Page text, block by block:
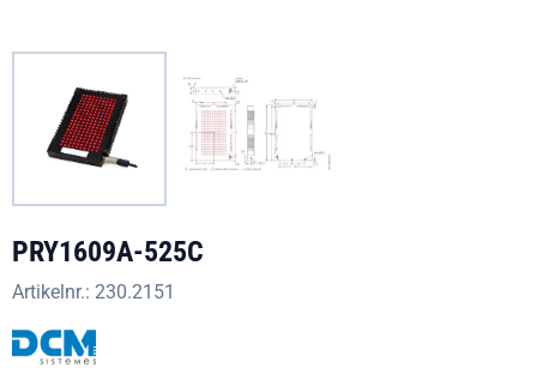
PRY1609A-525C
Artikelnr.: 230.2151